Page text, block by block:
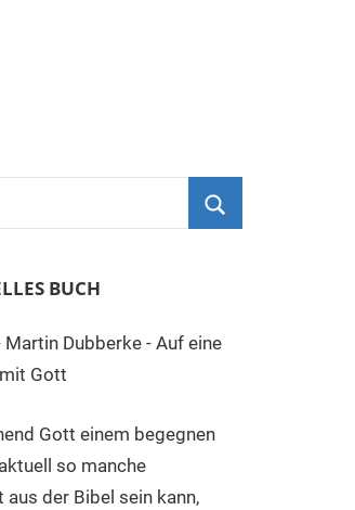
BUCH
Gott einem begegnen
so manche
der Bibel sein kann,